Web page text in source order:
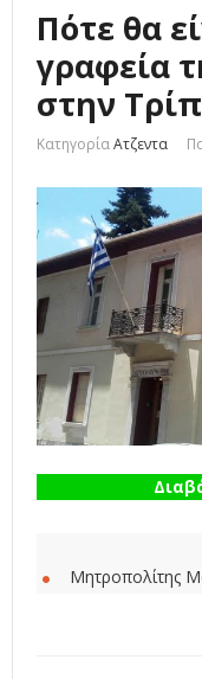
Πότε θα
γραφεία
στην
ΚατηγορίαΑτζεντα
Μητροπολίτης